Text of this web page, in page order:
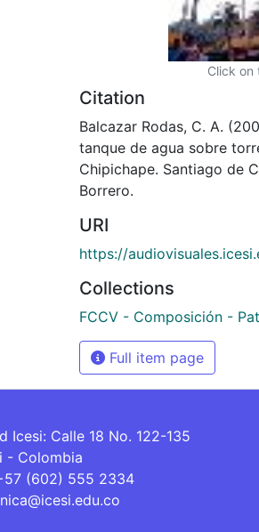
Click on
Citation
Balcazar Rodas, C. A.
tanque de agua sobre
Chipichape. Santiago de
Borrero.
URI
https://
Collections
FCCV - Composición -
Full item page
Icesi: Calle 18 No. 122-135
- Colombia
(602) 555 2334